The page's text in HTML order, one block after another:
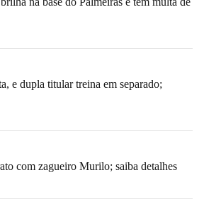
e dupla titular treina em separado;
com zagueiro Murilo; saiba detalhes